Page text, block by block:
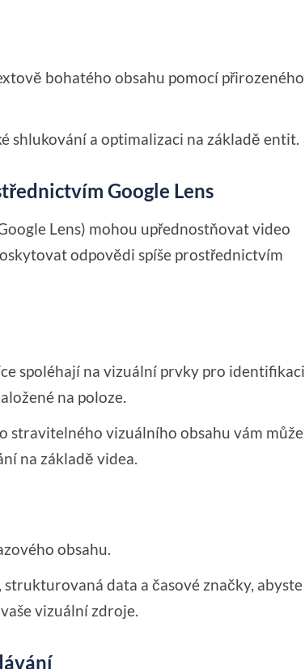
bohatého obsahu pomocí přirozeného
shlukování a optimalizaci na základě entit.
Google Lens
Lens) mohou upřednostňovat video
odpovědi spíše prostřednictvím
spoléhají na vizuální prvky pro identifikaci
na poloze.
stravitelného vizuálního obsahu vám může
na základě videa.
obsahu.
data a časové značky, abyste
vizuální zdroje.